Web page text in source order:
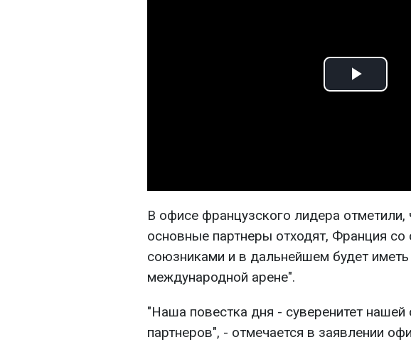
Play
В офисе французского лидера отметили,
основные партнеры отходят, Франция
союзниками и в дальнейшем будет
международной арене".
"Наша повестка дня - суверенитет
партнеров", - отмечается в заявлении